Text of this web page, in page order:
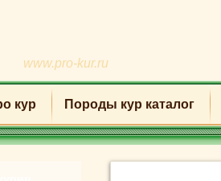
www.pro-kur.ru
кур Породы кур каталог